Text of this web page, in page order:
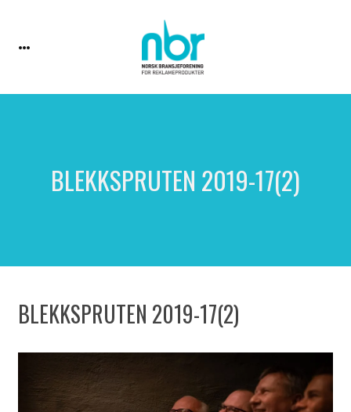
BLEKKSPRUTEN 2019-17(2)
BLEKKSPRUTEN 2019-17(2)